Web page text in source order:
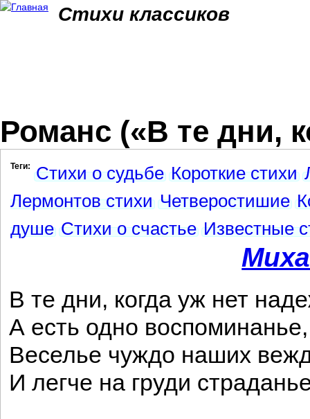
Стихи классиков
Романс («В те дни,
Теги: Стихи о судьбе Короткие стихи
Лермонтов стихи Четверостишие
душе Стихи о счастье Известные
В те дни, когда уж нет
А есть одно воспоминанье,
Веселье чуждо наших
И легче на груди